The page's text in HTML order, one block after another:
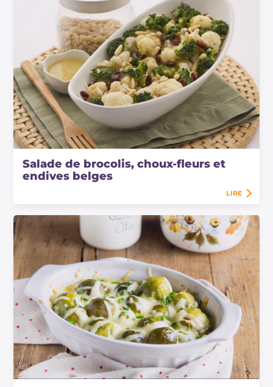
Salade de brocolis, choux-fleurs et
endives belges
LIRE